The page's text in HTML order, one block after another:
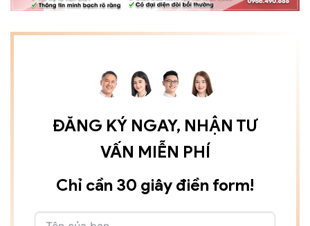
ĐĂNG KÝ NGAY, NHẬN TƯ
VẤN MIỄN PHÍ
Chỉ cần 30 giây điền form!